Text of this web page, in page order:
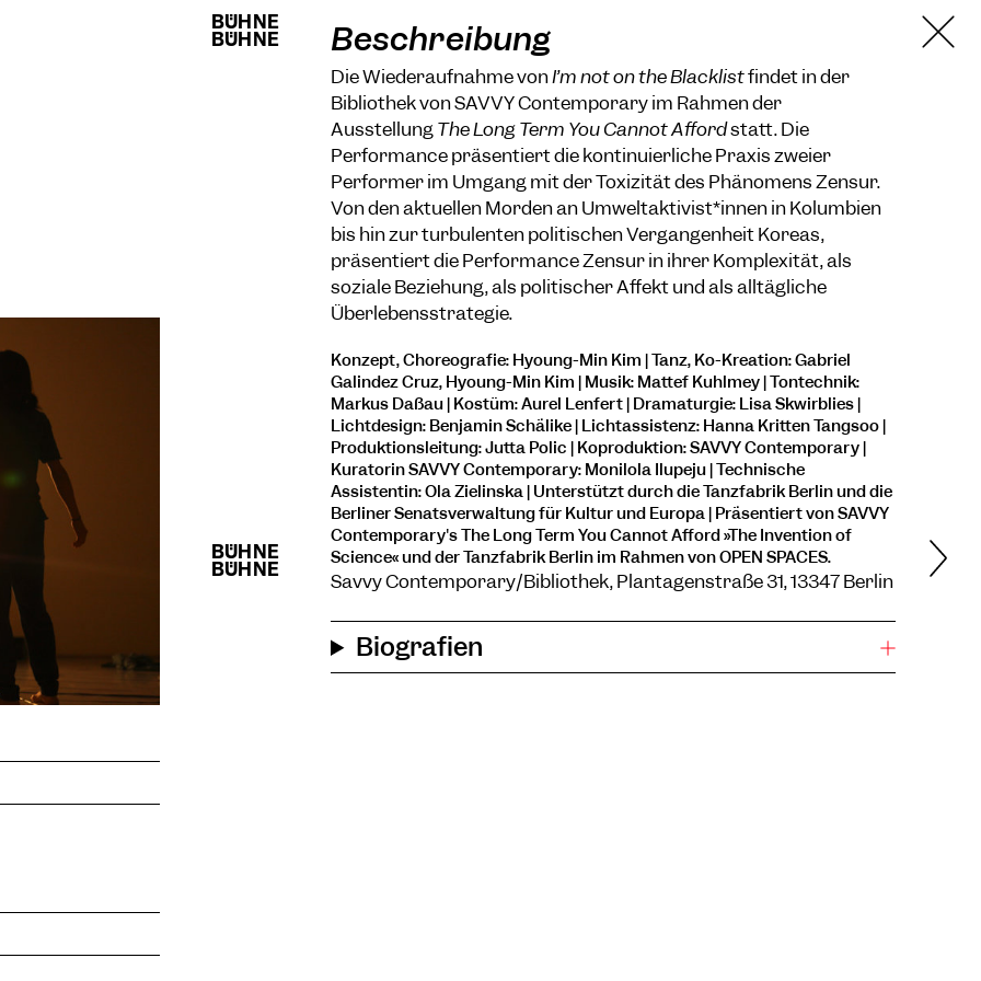
BÜHNE
BÜHNE
BÜHNE
BÜHNE Beschreibung
Die Wiederaufnahme vonI’m not on the Blacklistfindet in der
Bibliothek von SAVVY Contemporary im Rahmen der
AusstellungThe Long Term You Cannot Affordstatt. Die
Performance präsentiert die kontinuierliche Praxis zweier
Performer im Umgang mit der Toxizität des Phänomens Zensur.
Von den aktuellen Morden an Umweltaktivist*innen in Kolumbien
bis hin zur turbulenten politischen Vergangenheit Koreas,
präsentiert die Performance Zensur in ihrer Komplexität, als
soziale Beziehung, als politischer Affekt und als alltägliche
Überlebensstrategie.
Konzept, Choreografie: Hyoung-Min Kim | Tanz, Ko-Kreation: Gabriel
Galindez Cruz, Hyoung-Min Kim | Musik: Mattef Kuhlmey | Tontechnik:
Markus Daßau | Kostüm: Aurel Lenfert | Dramaturgie: Lisa Skwirblies |
Lichtdesign: Benjamin Schälike | Lichtassistenz: Hanna Kritten Tangsoo |
Produktionsleitung: Jutta Polic | Koproduktion: SAVVY Contemporary |
Kuratorin SAVVY Contemporary: Monilola Ilupeju | Technische
Assistentin: Ola Zielinska | Unterstützt durch die Tanzfabrik Berlin und die
Berliner Senatsverwaltung für Kultur und Europa | Präsentiert von SAVVY
Contemporary's The Long Term You Cannot Afford »The Invention of
Science« und der Tanzfabrik Berlin im Rahmen von OPEN SPACES.
Savvy Contemporary/Bibliothek, Plantagenstraße 31, 13347 Berlin
Biografien